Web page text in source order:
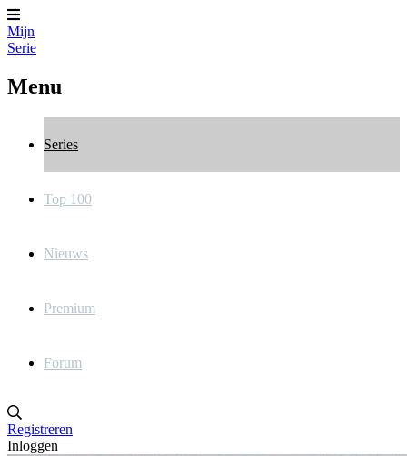
Mijn
Serie
Menu
Series
Top 100
Nieuws
Premium
Forum
Registreren
Inloggen